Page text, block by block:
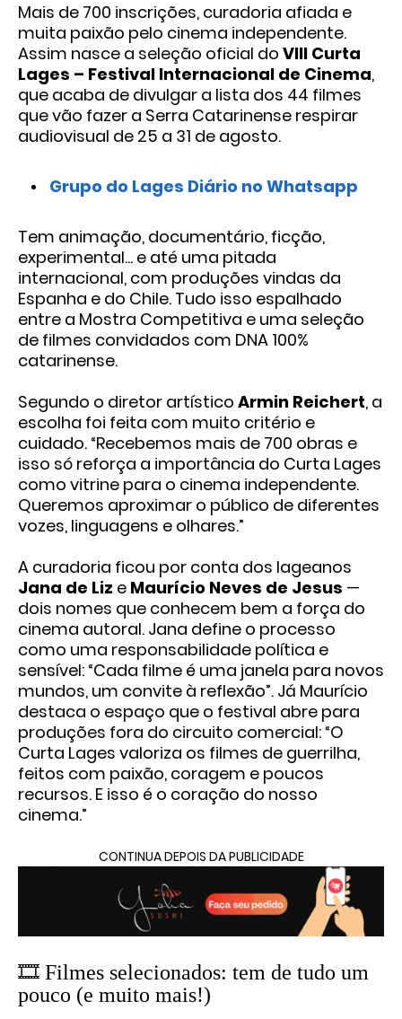
Mais de 700 inscrições, curadoria afiada e
muita paixão pelo cinema independente.
Assim nasce a seleção oficial do VIII Curta
Lages – Festival Internacional de Cinema,
que acaba de divulgar a lista dos 44 filmes
que vão fazer a Serra Catarinense respirar
audiovisual de 25 a 31 de agosto.
Grupo do Lages Diário no Whatsapp
Tem animação, documentário, ficção,
experimental... e até uma pitada
internacional, com produções vindas da
Espanha e do Chile. Tudo isso espalhado
entre a Mostra Competitiva e uma seleção
de filmes convidados com DNA 100%
catarinense.
Segundo o diretor artístico Armin Reichert, a
escolha foi feita com muito critério e
cuidado. “Recebemos mais de 700 obras e
isso só reforça a importância do Curta Lages
como vitrine para o cinema independente.
Queremos aproximar o público de diferentes
vozes, linguagens e olhares.”
A curadoria ficou por conta dos lageanos
Jana de Liz e Maurício Neves de Jesus —
dois nomes que conhecem bem a força do
cinema autoral. Jana define o processo
como uma responsabilidade política e
sensível: “Cada filme é uma janela para novos
mundos, um convite à reflexão”. Já Maurício
destaca o espaço que o festival abre para
produções fora do circuito comercial: “O
Curta Lages valoriza os filmes de guerrilha,
feitos com paixão, coragem e poucos
recursos. E isso é o coração do nosso
cinema.”
CONTINUA DEPOIS DA PUBLICIDADE
🎞️ Filmes selecionados: tem de tudo um
pouco (e muito mais!)